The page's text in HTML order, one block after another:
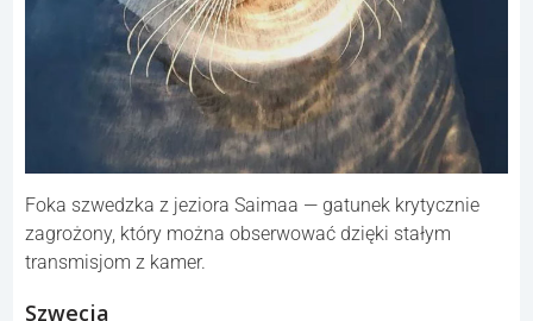
Foka szwedzka z jeziora Saimaa — gatunek krytycznie
zagrożony, który można obserwować dzięki stałym
transmisjom z kamer.
Szwecja